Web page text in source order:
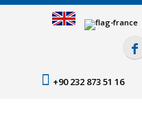
+90 232 873 51 16